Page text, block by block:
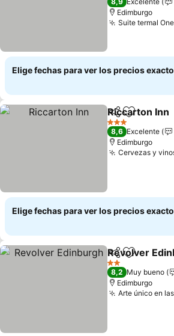
Edimburgo
Suite termal
Elige fechas para ver los precios
Compartir
Agregar
Riccarton Inn
3 Estrellas
8,6 Excelente
Edimburgo
Cervezas y
Elige fechas para ver los precios
Compartir
Agregar
Revolver
2 Estrellas
8,2 Muy bueno
Edimburgo
Arte único en